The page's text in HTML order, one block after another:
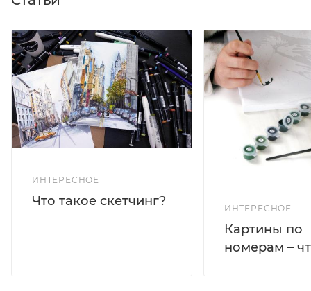
ИНТЕРЕСНОЕ
Что такое скетчинг?
ИНТЕРЕСНОЕ
Картины по
номерам –